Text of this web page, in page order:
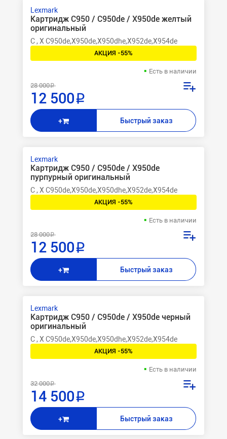
Lexmark
Картридж C950 / C950de / X950de желтый
оригинальный
C , X C950de,X950de,X950dhe,X952de,X954de
АКЦИЯ -55%
Есть в наличии
28 000 ₽
12 500 ₽
+ Быстрый заказ
Lexmark
Картридж C950 / C950de / X950de
пурпурный оригинальный
C , X C950de,X950de,X950dhe,X952de,X954de
АКЦИЯ -55%
Есть в наличии
28 000 ₽
12 500 ₽
+ Быстрый заказ
Lexmark
Картридж C950 / C950de / X950de черный
оригинальный
C , X C950de,X950de,X950dhe,X952de,X954de
АКЦИЯ -55%
Есть в наличии
32 000 ₽
14 500 ₽
+ Быстрый заказ